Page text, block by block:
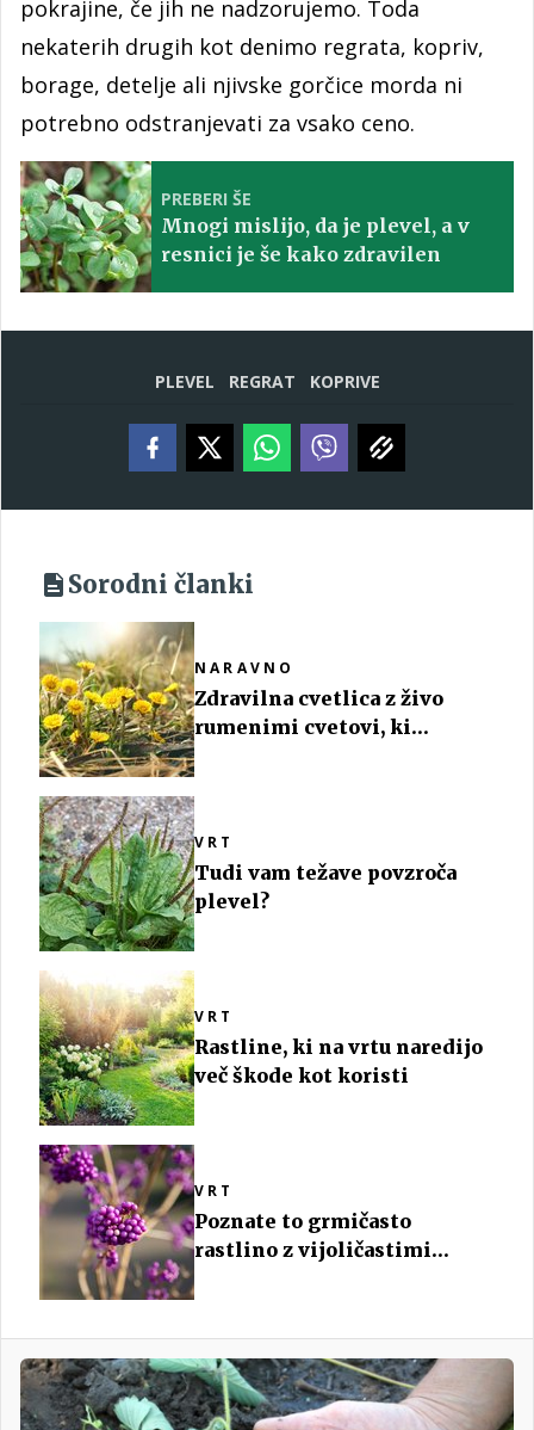
pokrajine, če jih ne nadzorujemo. Toda
nekaterih drugih kot denimo regrata, kopriv,
borage, detelje ali njivske gorčice morda ni
potrebno odstranjevati za vsako ceno.
PREBERI ŠE
Mnogi mislijo, da je plevel, a v
resnici je še kako zdravilen
PLEVEL REGRAT KOPRIVE
Sorodni članki
NARAVNO
Zdravilna cvetlica z živo
rumenimi cvetovi, ki
VRT
Tudi vam težave povzroča
plevel?
VRT
Rastline, ki na vrtu naredijo
več škode kot koristi
VRT
Poznate to grmičasto
rastlino z vijoličastimi